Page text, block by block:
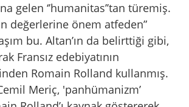
gelen ‘’humanitas’’tan türemiş.
değerlerine önem atfeden”
bu. Altan’ın da belirttiği gibi,
Fransız edebiyatının
Romain Rolland kullanmış.
Meriç, 'panhümanizm’